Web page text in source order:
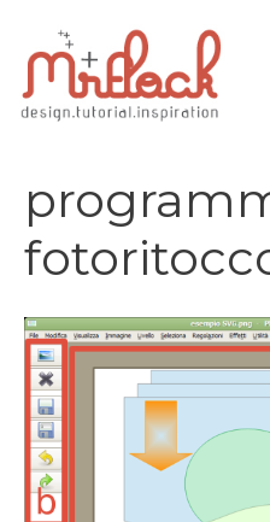
contenuto